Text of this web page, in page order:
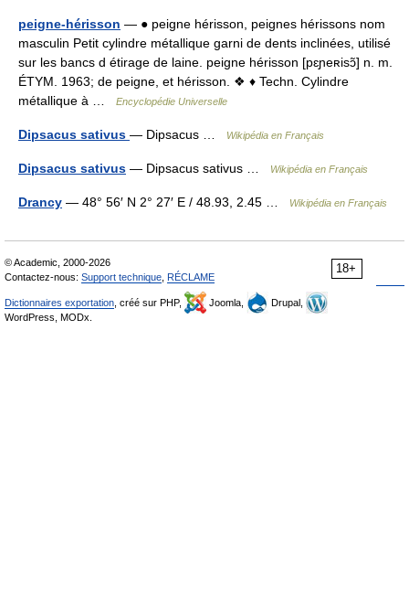
peigne-hérisson — ● peigne hérisson, peignes hérissons nom
masculin Petit cylindre métallique garni de dents inclinées, utilisé
sur les bancs d étirage de laine. peigne hérisson [pɛɲeʀisɔ̃] n. m.
ÉTYM. 1963; de peigne, et hérisson. ❖ ♦ Techn. Cylindre
métallique à …
Encyclopédie Universelle
Dipsacus sativus — Dipsacus … Wikipédia en Français
Dipsacus sativus — Dipsacus sativus … Wikipédia en Français
Drancy — 48° 56′ N 2° 27′ E / 48.93, 2.45 … Wikipédia en Français
18+
© Academic, 2000-2026
Contactez-nous: Support technique RÉCLAME
Dictionnaires exportation , créé sur PHP, Joomla,
Drupal,
WordPress, MODx.